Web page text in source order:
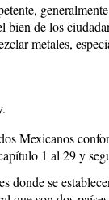
bien de los
metales,
Mexicanos
1 al 29 y
donde se